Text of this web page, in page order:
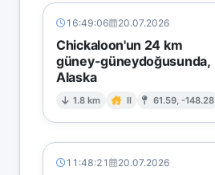
16:49:06 20.07.2026
Chickaloon'un 24 km
güney-güneydoğusunda,
Alaska
1.8 km II 61.59, -148.28
11:48:21 20.07.2026